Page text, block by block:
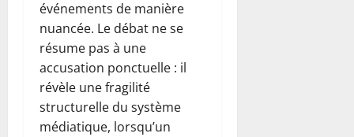
événements de manière
nuancée. Le débat ne se
résume pas à une
accusation ponctuelle : il
révèle une fragilité
structurelle du système
médiatique, lorsqu’un